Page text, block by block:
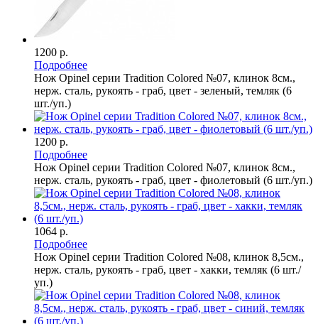
1200 р.
Подробнее
Нож Opinel серии Tradition Colored №07, клинок 8см.,
нерж. сталь, рукоять - граб, цвет - зеленый, темляк (6
шт./уп.)
1200 р.
Подробнее
Нож Opinel серии Tradition Colored №07, клинок 8см.,
нерж. сталь, рукоять - граб, цвет - фиолетовый (6 шт./уп.)
1064 р.
Подробнее
Нож Opinel серии Tradition Colored №08, клинок 8,5см.,
нерж. сталь, рукоять - граб, цвет - хакки, темляк (6 шт./
уп.)